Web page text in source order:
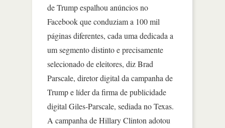
de Trump espalhou anúncios no
Facebook que conduziam a 100 mil
páginas diferentes, cada uma dedicada a
um segmento distinto e precisamente
selecionado de eleitores, diz Brad
Parscale, diretor digital da campanha de
Trump e líder da firma de publicidade
digital Giles-Parscale, sediada no Texas.
A campanha de Hillary Clinton adotou